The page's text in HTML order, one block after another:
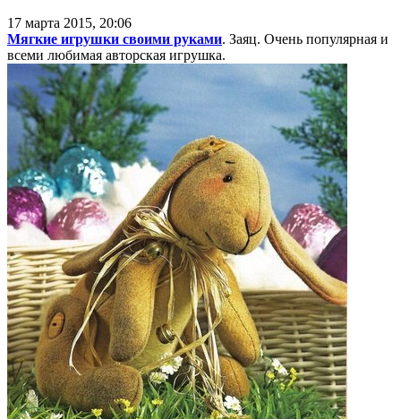
17 марта 2015, 20:06
Мягкие игрушки своими руками. Заяц. Очень популярная и
всеми любимая авторская игрушка.